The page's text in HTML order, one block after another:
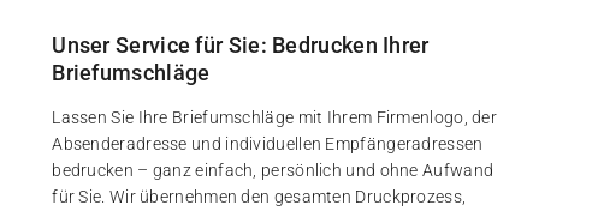
Unser Service für Sie: Bedrucken Ihrer
Briefumschläge
Lassen Sie Ihre Briefumschläge mit Ihrem Firmenlogo, der
Absenderadresse und individuellen Empfängeradressen
bedrucken – ganz einfach, persönlich und ohne Aufwand
für Sie. Wir übernehmen den gesamten Druckprozess,